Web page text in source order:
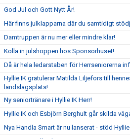
God Jul och Gott Nytt År!
Här finns julklapparna där du samtidigt
Damtruppen är nu mer eller mindre klar!
Kolla in julshoppen hos Sponsorhuset!
Då är hela ledarstaben för Herrseniorerna
Hyllie IK gratulerar Matilda Liljefors till
landslagsplats!
Ny seniortränare i Hyllie IK Herr!
Hyllie IK och Esbjörn Berghult går skilda
Nya Handla Smart är nu lanserat - stöd Hyllie